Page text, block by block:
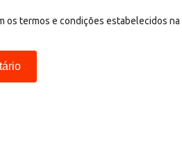
os termos e condições estabelecidos na